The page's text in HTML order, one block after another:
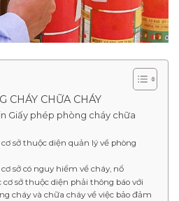
CHÁY CHỮA CHÁY
Giấy phép phòng cháy chữa
sở thuộc diện quản lý về phòng
sở có nguy hiểm về cháy, nổ
sở thuộc diện phải thông báo với
cháy và chữa cháy về việc bảo đảm